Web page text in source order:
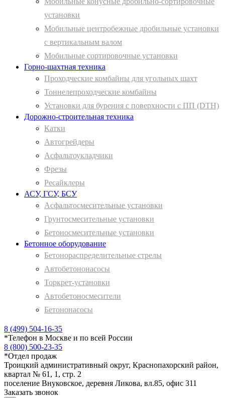
установки
Мобильные центробежные дробильные установки
с вертикальным валом
Мобильные сортировочные установки
Горно-шахтная техника
Проходческие комбайны для угольных шахт
Тоннелепроходческие комбайны
Установки для бурения с поверхности с ПП (DTH)
Дорожно-строительная техника
Катки
Автогрейдеры
Асфальтоукладчики
Фрезы
Ресайклеры
АСУ, ГСУ, БСУ
Асфальтосмесительные установки
Грунтосмесительные установки
Бетоносмесительные установки
Бетонное оборудование
Бетонораспределительные стрелы
Автобетононасосы
Торкрет-установки
Автобетоносмесители
Бетононасосы
8 (499) 504-16-35
*Телефон в Москве и по всей России
8 (800) 500-23-35
*Отдел продаж
Троицкий административный округ, Краснопахорский район,
квартал № 61, 1, стр. 2
поселение Внуковское, деревня Ликова, вл.85, офис 311
Заказать звонок